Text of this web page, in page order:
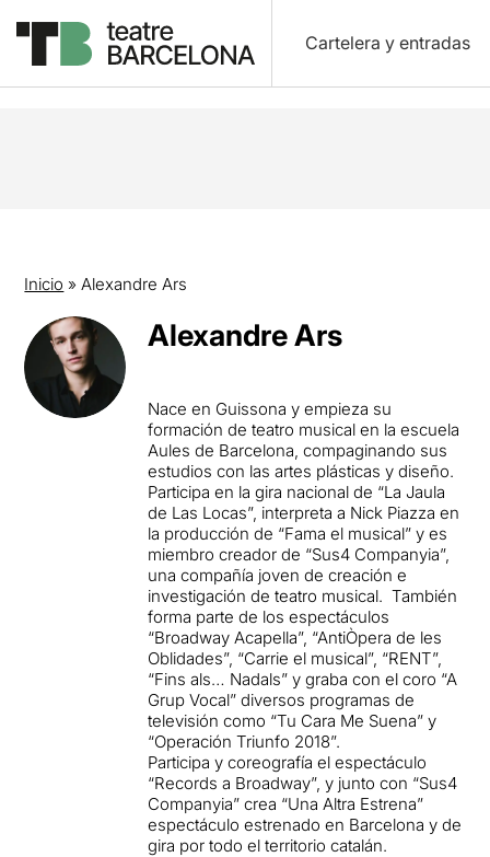
Cartelera y entradas
Inicio »Alexandre Ars
Alexandre Ars
Nace en Guissona y empieza su
formación de teatro musical en la escuela
Aules de Barcelona, compaginando sus
estudios con las artes plásticas y diseño.
Participa en la gira nacional de “La Jaula
de Las Locas”, interpreta a Nick Piazza en
la producción de “Fama el musical” y es
miembro creador de “Sus4 Companyia”,
una compañía joven de creación e
investigación de teatro musical. También
forma parte de los espectáculos
“Broadway Acapella”, “AntiÒpera de les
Oblidades”, “Carrie el musical”, “RENT”,
“Fins als… Nadals” y graba con el coro “A
Grup Vocal” diversos programas de
televisión como “Tu Cara Me Suena” y
“Operación Triunfo 2018”.
Participa y coreografía el espectáculo
“Records a Broadway”, y junto con “Sus4
Companyia” crea “Una Altra Estrena”
espectáculo estrenado en Barcelona y de
gira por todo el territorio catalán.